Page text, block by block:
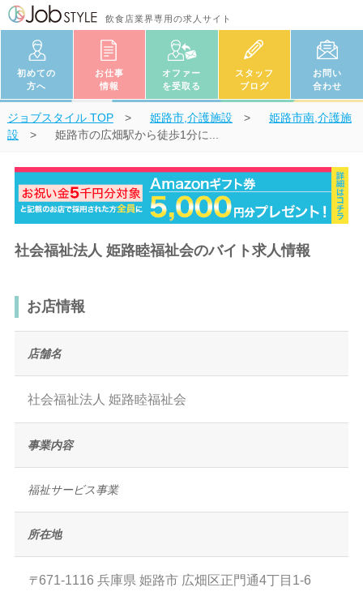
飲食店業界専用の求人サイト
初めての
方へ
お仕事
情報
オファー
を受取る
スタッフ
ブログ
お問い
合わせ
ジョブスタイルTOP 姫路市,介護施設
姫路市南,介護施
設
姫路市の広畑駅から徒歩1分に...
社会福祉法人 姫路睦福祉会のバイト求人情報
お店情報
店舗名
社会福祉法人 姫路睦福祉会
事業内容
福祉サービス事業
所在地
〒671-1116 兵庫県 姫路市 広畑区正門通4丁目1-6